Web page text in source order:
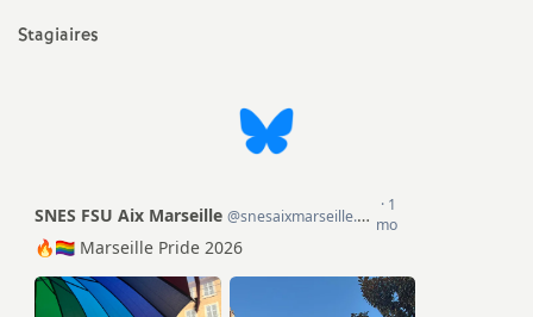
d
e
Stagiaires